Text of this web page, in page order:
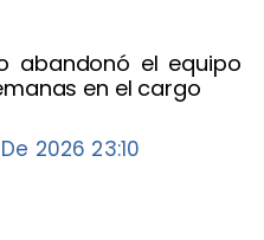
abandonó el equipo
en el cargo
2026 23:10